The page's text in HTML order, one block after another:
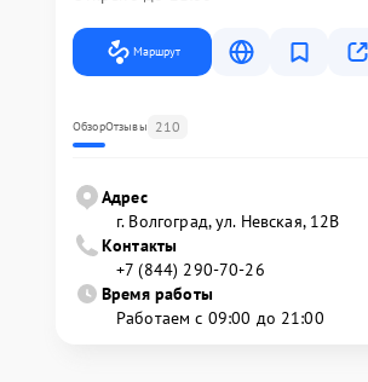
Маршрут
ОбзорОтзывы 210
Адрес
г. Волгоград, ул. Невская, 12В
Контакты
+7 (844) 290-70-26
Время работы
Работаем с 09:00 до 21:00